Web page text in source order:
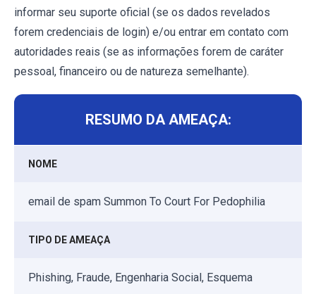
informar seu suporte oficial (se os dados revelados
forem credenciais de login) e/ou entrar em contato com
autoridades reais (se as informações forem de caráter
pessoal, financeiro ou de natureza semelhante).
RESUMO DA AMEAÇA:
NOME
email de spam Summon To Court For Pedophilia
TIPO DE AMEAÇA
Phishing, Fraude, Engenharia Social, Esquema